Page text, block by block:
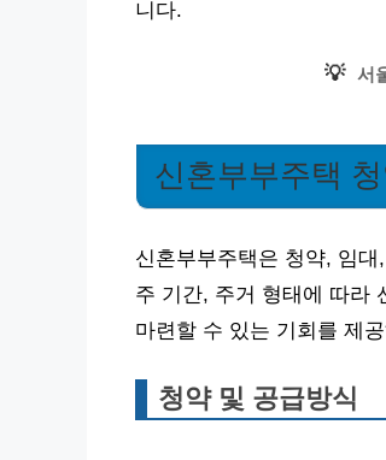
니다.
💡 서
신혼부부주택
신혼부부주택은 청약, 임
주 기간, 주거 형태에 따라
마련할 수 있는 기회를 제
청약 및 공급방식